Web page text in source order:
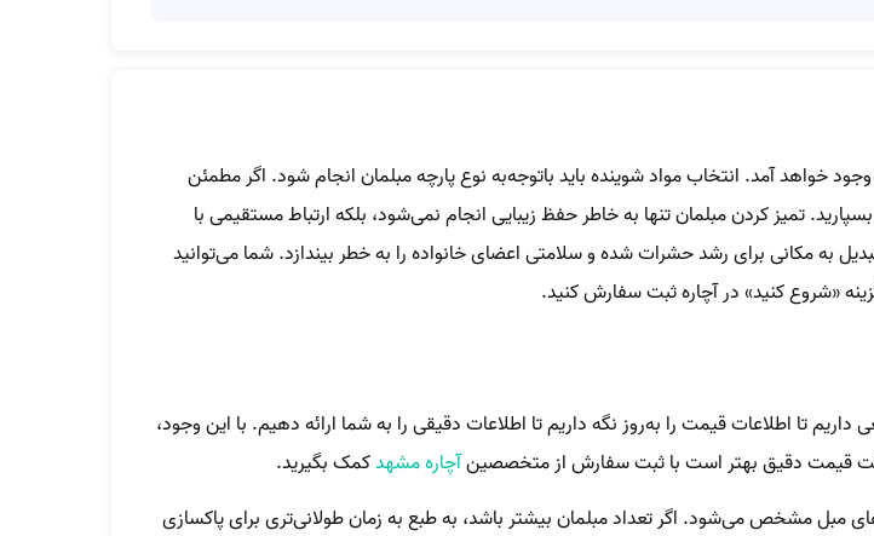
خواهد آمد. انتخاب مواد شوینده باید باتوجه‌به نوع پارچه مبلمان انجام شود. اگر مطمئن
تمیز کردن مبلمان تنها به خاطر حفظ زیبایی انجام نمی‌شود، بلکه ارتباط مستقیمی با
به مکانی برای رشد حشرات شده و سلامتی اعضای خانواده را به خطر بیندازد. شما می‌توانید
«شروع کنید» در آچاره ثبت سفارش کنید.
تا اطلاعات قیمت را به‌روز نگه داریم تا اطلاعات دقیقی را به شما ارائه دهیم. با این وجود،
قیمت دقیق بهتر است با ثبت سفارش از متخصصینآچاره مشهدکمک بگیرید.
مبل مشخص می‌شود. اگر تعداد مبلمان بیشتر باشد، به طبع به زمان طولانی‌تری برای پاکسازی